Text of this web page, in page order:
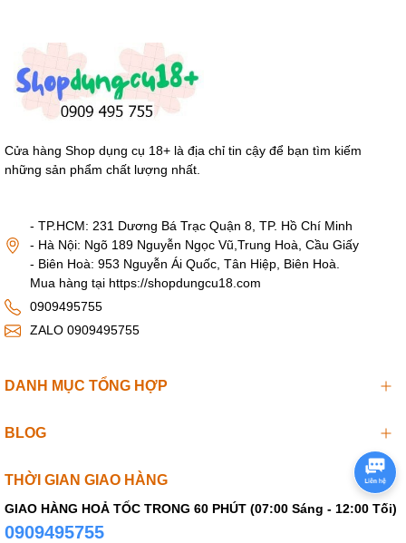
- Rút khối silicon ra khỏi phần vỏ và tiến hành rửa sạch với
nước và một ít xà phòng tắm để khử mùi.
- Sau khi rửa chúng ta dùng khăn khô không đổ lông để
lau khô sản phẩm hoặc phơi trước quạt cho khô hẳn.
- Cho phần ruột vào lại phần vỏ để cất giữ bảo quản.
Cửa hàng Shop dụng cụ 18+ là địa chỉ tin cậy để bạn tìm kiếm
những sản phẩm chất lượng nhất.
- TP.HCM: 231 Dương Bá Trạc Quận 8, TP. Hồ Chí Minh
- Hà Nội: Ngõ 189 Nguyễn Ngọc Vũ,Trung Hoà, Cầu Giấy
- Biên Hoà: 953 Nguyễn Ái Quốc, Tân Hiệp, Biên Hoà.
Mua hàng tại https://shopdungcu18.com
0909495755
ZALO 0909495755
DANH MỤC TỔNG HỢP
BLOG
THỜI GIAN GIAO HÀNG
GIAO HÀNG HOẢ TỐC TRONG 60 PHÚT (07:00 Sáng - 12:00 Tối)
0909495755